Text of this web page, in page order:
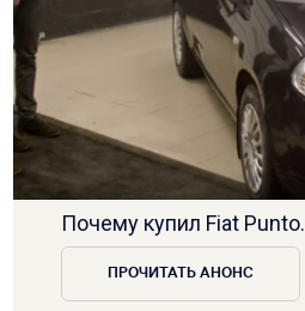
Почему купил Fiat Punto.
ПРОЧИТАТЬ АНОНС